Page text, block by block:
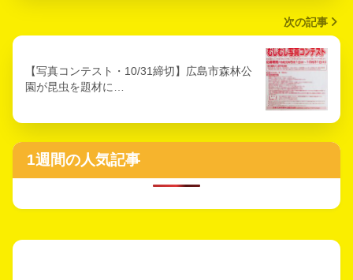
次の記事
【写真コンテスト・10/31締切】広島市森林公
園が昆虫を題材に…
1週間の人気記事